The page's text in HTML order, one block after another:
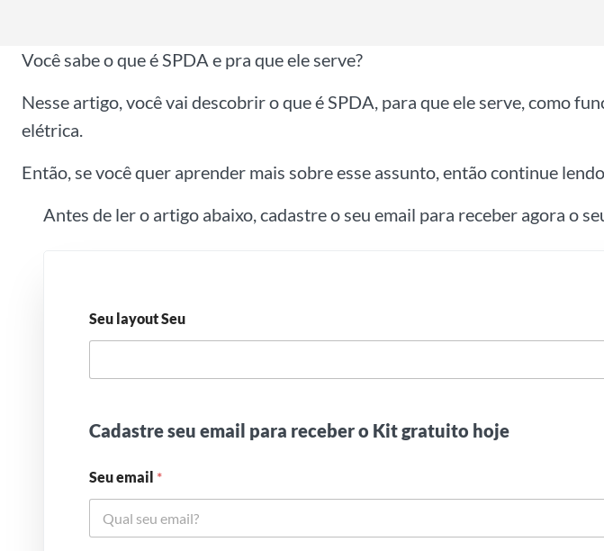
Você sabe o que é SPDA e pra que ele serve?
Nesse artigo, você vai descobrir o que é SPDA, para que ele serve, como
elétrica.
Então, se você quer aprender mais sobre esse assunto, então continue
Antes de ler o artigo abaixo, cadastre o seu email para receber agora o
Seu layout Seu
Cadastre seu email para receber o Kit gratuito hoje
Seu email *